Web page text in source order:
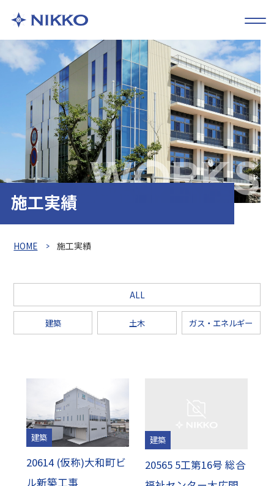
施工実績 WORKS
HOME 施工実績
ALL
建築 土木 ガス・エネルギー
建築
20614 (仮称)大和町ビ
ル新築工事
建築
20565 5工第16号 総合